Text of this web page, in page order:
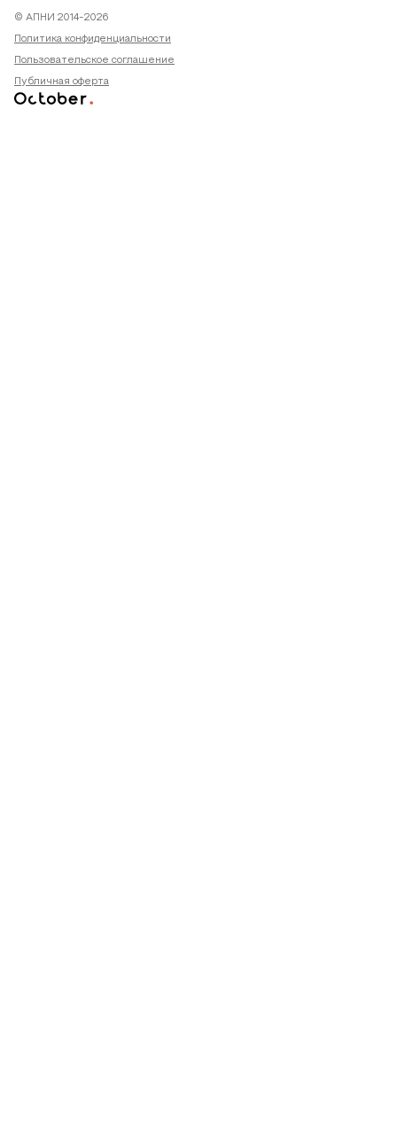
© АПНИ 2014-2026
Политика конфиденциальности
Пользовательское соглашение
Публичная оферта